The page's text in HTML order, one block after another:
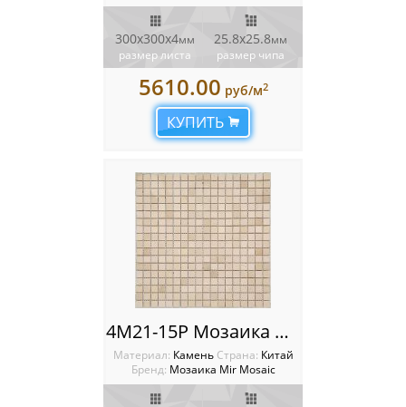
300х300х4мм
размер листа
25.8х25.8мм
размер чипа
5610.00 руб/м2
КУПИТЬ
4M21-15P Мозаика Mir Mosaic
Материал: Камень Cтрана: Китай
Бренд: Мозаика Mir Mosaic